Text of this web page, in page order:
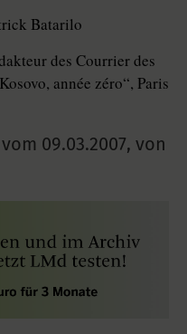
Batarilo
des Courrier des
année zéro“, Paris
09.03.2007, von